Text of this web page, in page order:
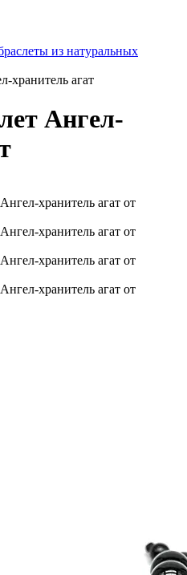
из натуральных
хранитель агат
Ангел-